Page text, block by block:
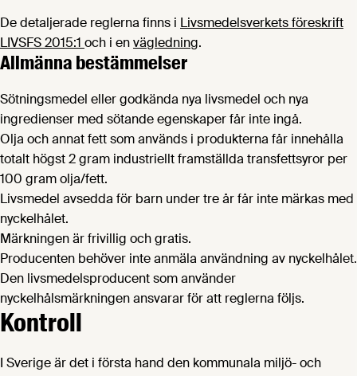
De detaljerade reglerna finns i Livsmedelsverkets föreskrift
LIVSFS 2015:1 och i envägledning.
Allmänna bestämmelser
Sötningsmedel eller godkända nya livsmedel och nya
ingredienser med sötande egenskaper får inte ingå.
Olja och annat fett som används i produkterna får innehålla
totalt högst 2 gram industriellt framställda transfettsyror per
100 gram olja/fett.
Livsmedel avsedda för barn under tre år får inte märkas med
nyckelhålet.
Märkningen är frivillig och gratis.
Producenten behöver inte anmäla användning av nyckelhålet.
Den livsmedelsproducent som använder
nyckelhålsmärkningen ansvarar för att reglerna följs.
Kontroll
I Sverige är det i första hand den kommunala miljö- och